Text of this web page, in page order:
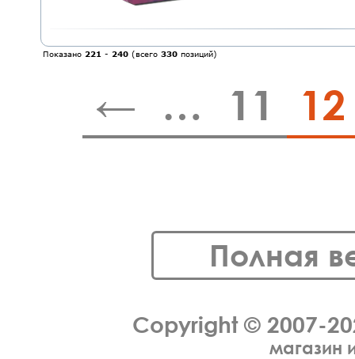
Показано 221 - 240 (всего 330 позиций)
← … 11 12
Полная
Copyright © 2007-
магазин